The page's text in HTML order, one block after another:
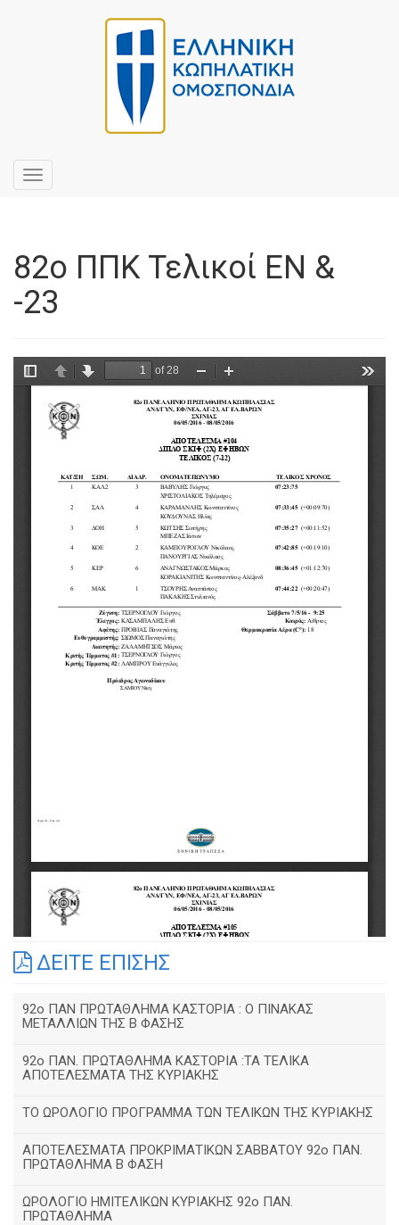
Toggle
navigation
82ο ΠΠΚ Τελικοί ΕΝ &
-23
ΔΕΙΤΕ ΕΠΙΣΗΣ
92o ΠΑΝ ΠΡΩΤΑΘΛΗΜΑ ΚΑΣΤΟΡΙΑ : Ο ΠΙΝΑΚΑΣ
ΜΕΤΑΛΛΙΩΝ ΤΗΣ Β ΦΑΣΗΣ
92ο ΠΑΝ. ΠΡΩΤΑΘΛΗΜΑ ΚΑΣΤΟΡΙΑ :ΤΑ ΤΕΛΙΚΑ
ΑΠΟΤΕΛΕΣΜΑΤΑ ΤΗΣ ΚΥΡΙΑΚΗΣ
ΤΟ ΩΡΟΛΟΓΙΟ ΠΡΟΓΡΑΜΜΑ ΤΩΝ ΤΕΛΙΚΩΝ ΤΗΣ ΚΥΡΙΑΚΗΣ
ΑΠΟΤΕΛΕΣΜΑΤΑ ΠΡΟΚΡΙΜΑΤΙΚΩΝ ΣΑΒΒΑΤΟΥ 92o ΠΑΝ.
ΠΡΩΤΑΘΛΗΜΑ Β ΦΑΣΗ
ΩΡΟΛΟΓΙΟ ΗΜΙΤΕΛΙΚΩΝ ΚΥΡΙΑΚΗΣ 92ο ΠΑΝ.
ΠΡΩΤΑΘΛΗΜΑ